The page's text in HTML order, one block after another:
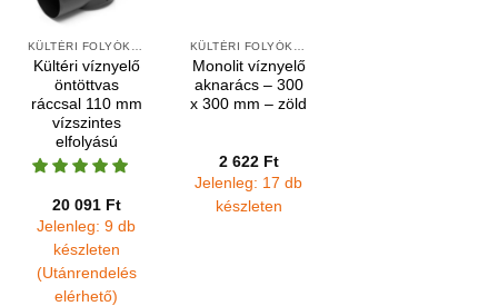
KÜLTÉRI FOLYÓKÁK ÉS VÍZNYELŐK
Kültéri víznyelő
öntöttvas
ráccsal 110 mm
vízszintes
elfolyású
20 091 Ft
Jelenleg: 9 db
készleten
(Utánrendelés
elérhető)
KÜLTÉRI FOLYÓKÁK ÉS VÍZNYELŐK
Monolit víznyelő
aknarács – 300
x 300 mm – zöld
2 622 Ft
Jelenleg: 17 db
készleten